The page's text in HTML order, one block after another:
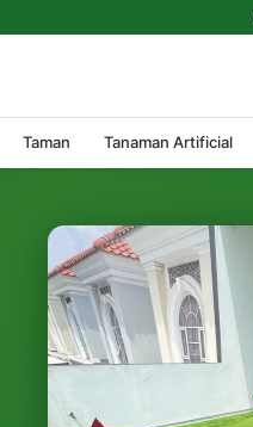
Taman Tanaman Artificial